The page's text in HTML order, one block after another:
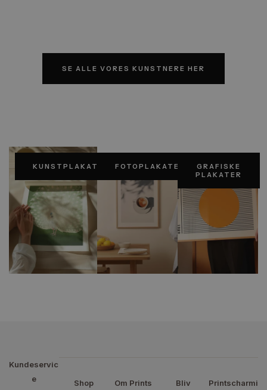
SE ALLE VORES KUNSTNERE HER
KUNSTPLAKATER FOTOPLAKATER
GRAFISKE
PLAKATER
Kundeservic
e
Shop
Om Prints
Bliv
Printscharmi